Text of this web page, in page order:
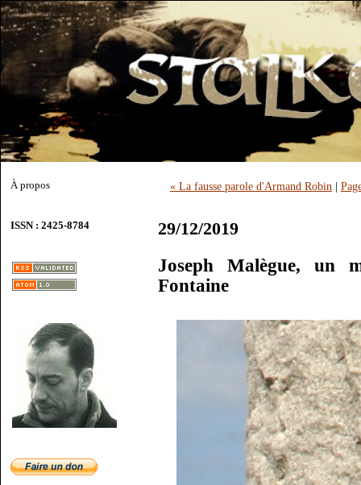
À propos
ISSN : 2425-8784
« La fausse parole d'Armand Robin |
29/12/2019
Joseph Malègue, un
Fontaine